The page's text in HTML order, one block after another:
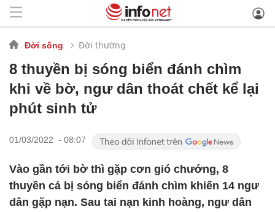
Đời sống Đời thường
8 thuyền bị sóng biển đánh chìm
khi về bờ, ngư dân thoát chết kể lại
phút sinh tử
01/03/2022 - 08:07
Vào gần tới bờ thì gặp cơn gió chướng, 8
thuyền cá bị sóng biển đánh chìm khiến 14 ngư
dân gặp nạn. Sau tai nạn kinh hoàng, ngư dân